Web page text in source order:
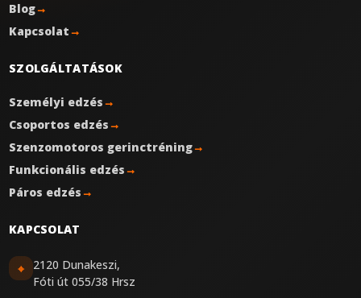
Blog→
Kapcsolat→
SZOLGÁLTATÁSOK
Személyi edzés→
Csoportos edzés→
Szenzomotoros gerinctréning→
Funkcionális edzés→
Páros edzés→
KAPCSOLAT
⌖
2120 Dunakeszi,
Fóti út 055/38 Hrsz